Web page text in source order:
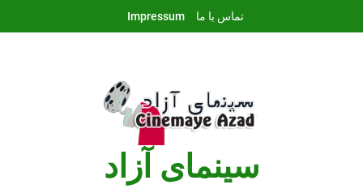
تماس با ما Impressum
سينماى آزاد